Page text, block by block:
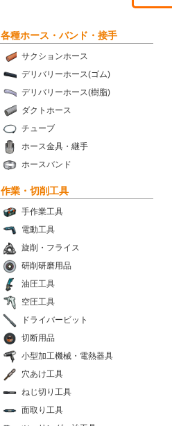
各種ホース・バンド・接手
サクションホース
デリバリーホース(ゴム)
デリバリーホース(樹脂)
ダクトホース
チューブ
ホース金具・継手
ホースバンド
作業・切削工具
手作業工具
電動工具
旋削・フライス
研削研磨用品
油圧工具
空圧工具
ドライバービット
切断用品
小型加工機械・電熱器具
穴あけ工具
ねじ切り工具
面取り工具